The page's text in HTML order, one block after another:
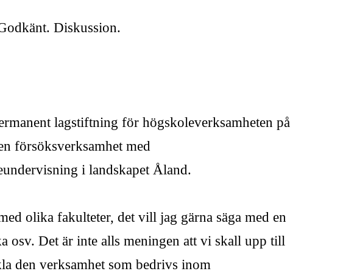
Diskussion.
lagstiftning för högskoleverksamheten på
försöksverksamhet med
i landskapet Åland.
olika fakulteter, det vill jag gärna säga med en
osv. Det är inte alls meningen att vi skall upp till
den verksamhet som bedrivs inom